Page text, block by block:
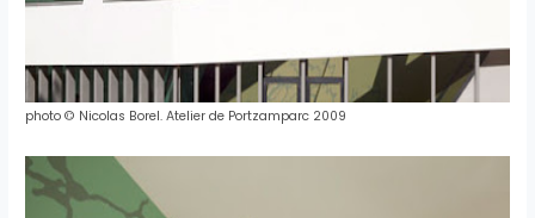
photo © Nicolas Borel.Atelier de Portzamparc 2009